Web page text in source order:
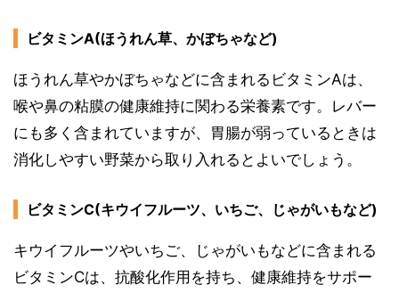
ビタミンA(ほうれん草、かぼちゃなど)
ほうれん草やかぼちゃなどに含まれるビタミンAは、
喉や鼻の粘膜の健康維持に関わる栄養素です。レバー
にも多く含まれていますが、胃腸が弱っているときは
消化しやすい野菜から取り入れるとよいでしょう。
ビタミンC(キウイフルーツ、いちご、じゃがいもなど)
キウイフルーツやいちご、じゃがいもなどに含まれる
ビタミンCは、抗酸化作用を持ち、健康維持をサポー